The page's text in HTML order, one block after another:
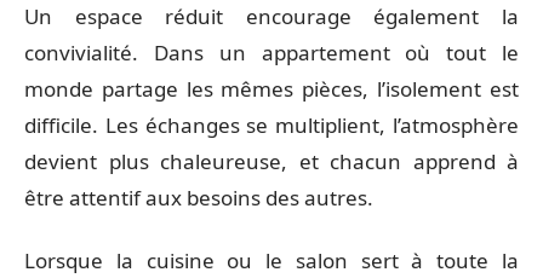
Un espace réduit encourage également la
convivialité. Dans un appartement où tout le
monde partage les mêmes pièces, l’isolement est
difficile. Les échanges se multiplient, l’atmosphère
devient plus chaleureuse, et chacun apprend à
être attentif aux besoins des autres.
Lorsque la cuisine ou le salon sert à toute la